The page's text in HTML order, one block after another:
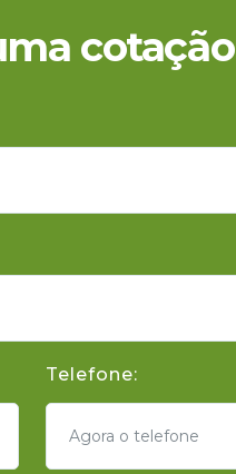
cotação
Telefone: